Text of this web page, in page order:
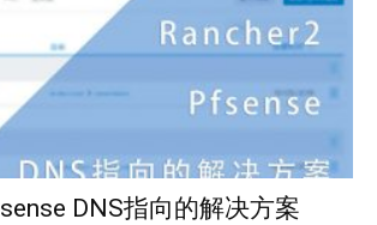
DNS指向的解决方案